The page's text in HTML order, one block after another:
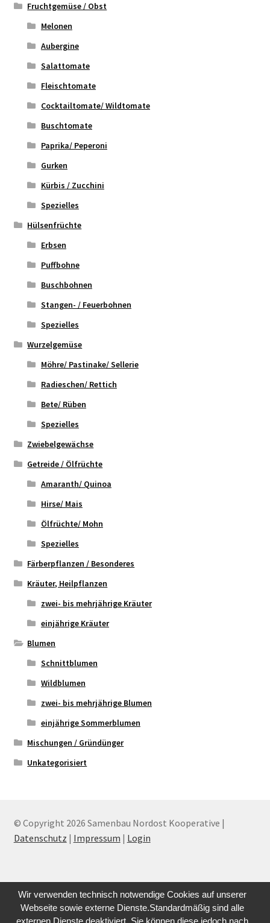
Fruchtgemüse / Obst
Melonen
Aubergine
Salattomate
Fleischtomate
Cocktailtomate/ Wildtomate
Buschtomate
Paprika/ Peperoni
Gurken
Kürbis / Zucchini
Spezielles
Hülsenfrüchte
Erbsen
Puffbohne
Buschbohnen
Stangen- / Feuerbohnen
Spezielles
Wurzelgemüse
Möhre/ Pastinake/ Sellerie
Radieschen/ Rettich
Bete/ Rüben
Spezielles
Zwiebelgewächse
Getreide / Ölfrüchte
Amaranth/ Quinoa
Hirse/ Mais
Ölfrüchte/ Mohn
Spezielles
Färberpflanzen / Besonderes
Kräuter, Heilpflanzen
zwei- bis mehrjährige Kräuter
einjährige Kräuter
Blumen
Schnittblumen
Wildblumen
zwei- bis mehrjährige Blumen
einjährige Sommerblumen
Mischungen / Gründünger
Unkategorisiert
© Copyright 2026 Samenbau Nordost Kooperative |
Datenschutz | Impressum | Login
Wir verwenden technisch notwendige Cookies auf unserer
Webseite sowie externe Dienste.Standardmäßig sind alle
externen Dienste deaktiviert. Sie können diese jedoch nach